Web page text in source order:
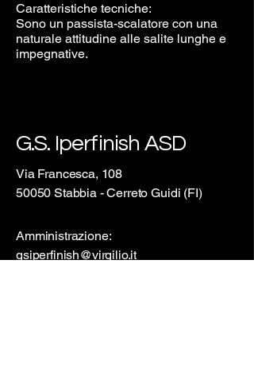
Caratteristiche tecniche:
Sono un passista-scalatore con una
naturale attitudine alle salite lunghe e
impegnative.
G.S. Iperfinish ASD
Via Francesca, 108
50050 Stabbia - Cerreto Guidi (FI)
Amministrazione:
gsiperfinish@virgilio.it